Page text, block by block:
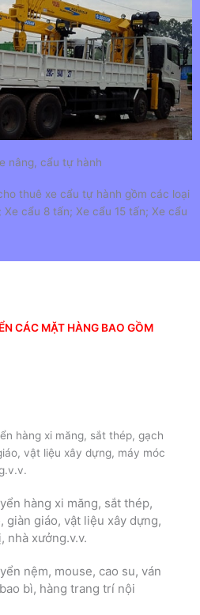
nâng, cẩu tự hành
thuê xe cẩu tự hành gồm các loại
cẩu 8 tấn; Xe cẩu 15 tấn; Xe cẩu
CÁC MẶT HÀNG BAO GỒM
hàng xi măng, sắt thép, gạch
vật liệu xây dựng, máy móc
hàng xi măng, sắt thép,
giàn giáo, vật liệu xây dựng,
nhà xưởng.v.v.
nệm, mouse, cao su, ván
bì, hàng trang trí nội